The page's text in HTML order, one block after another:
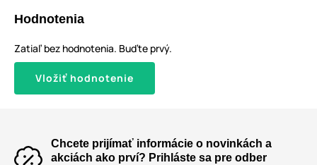
Hodnotenia
Zatiaľ bez hodnotenia. Buďte prvý.
Vložiť hodnotenie
Chcete prijímať informácie o novinkách a
akciách ako prví? Prihláste sa pre odber